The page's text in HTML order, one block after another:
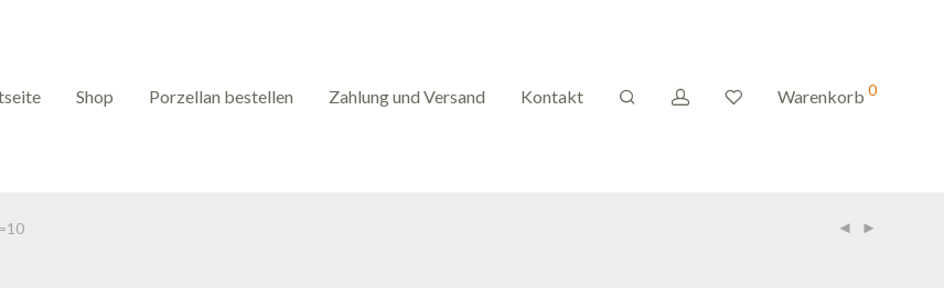
Shop Porzellan bestellen Zahlung und Versand Kontakt Warenkorb 0